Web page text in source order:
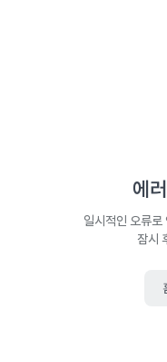
에
일시적인 오류로
잠시